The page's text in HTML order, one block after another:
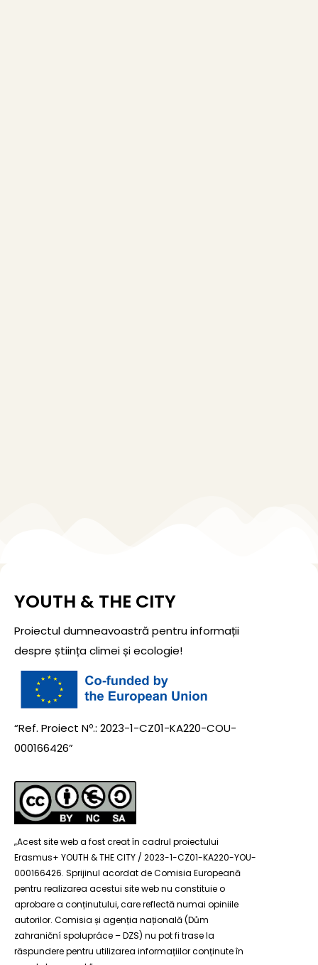
YOUTH & THE CITY
Proiectul dumneavoastră pentru informații
despre știința climei și ecologie!
“Ref. Proiect Nº.: 2023-1-CZ01-KA220-COU-
000166426”
„Acest site web a fost creat în cadrul proiectului
Erasmus+ YOUTH & THE CITY / 2023-1-CZ01-KA220-YOU-
000166426. Sprijinul acordat de Comisia Europeană
pentru realizarea acestui site web nu constituie o
aprobare a conținutului, care reflectă numai opiniile
autorilor. Comisia și agenția națională (Dům
zahraniční spolupráce – DZS) nu pot fi trase la
răspundere pentru utilizarea informațiilor conținute în